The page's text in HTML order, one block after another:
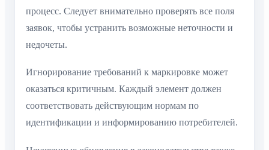
процесс. Следует внимательно проверять все поля
заявок, чтобы устранить возможные неточности и
недочеты.
Игнорирование требований к маркировке может
оказаться критичным. Каждый элемент должен
соответствовать действующим нормам по
идентификации и информированию потребителей.